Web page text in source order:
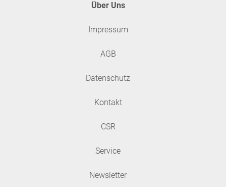
Über Uns
Impressum
AGB
Datenschutz
Kontakt
CSR
Service
Newsletter